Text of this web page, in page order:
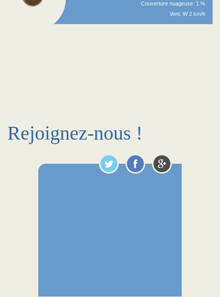
Couverture nuageuse: 1 %
Vent: W 2 km/h
Rejoignez-nous !